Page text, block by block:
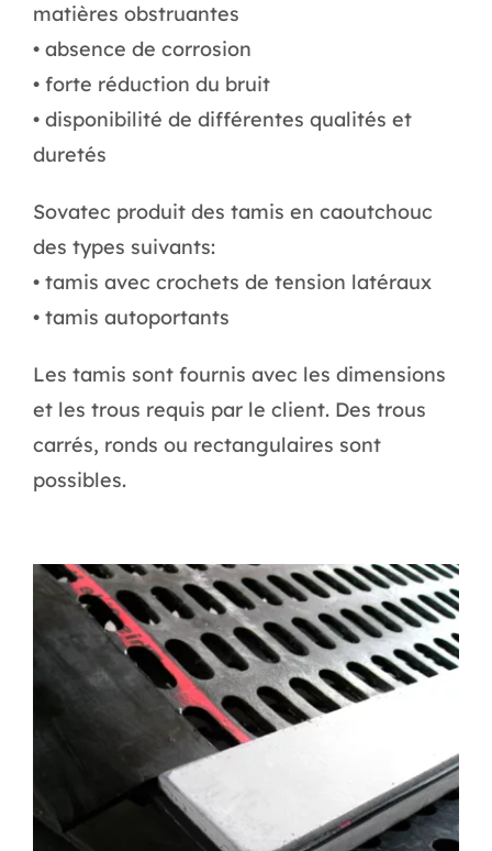
matières obstruantes
• absence de corrosion
• forte réduction du bruit
• disponibilité de différentes qualités et
duretés
Sovatec produit des tamis en caoutchouc
des types suivants:
• tamis avec crochets de tension latéraux
• tamis autoportants
Les tamis sont fournis avec les dimensions
et les trous requis par le client. Des trous
carrés, ronds ou rectangulaires sont
possibles.